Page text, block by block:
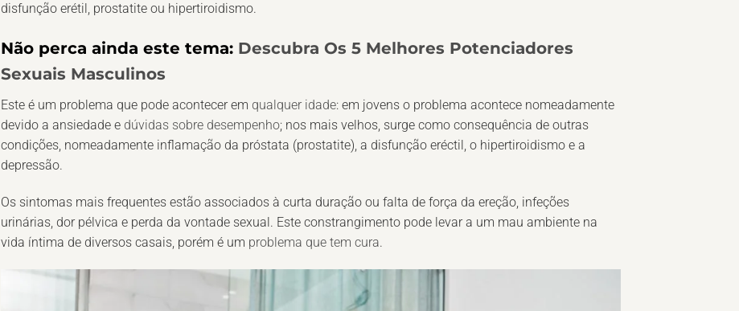
disfunção erétil, prostatite ou hipertiroidismo.
Não perca ainda este tema: Descubra Os 5 Melhores Potenciadores
Sexuais Masculinos
Este é um problema que pode acontecer em qualquer idade: em jovens o problema acontece nomeadamente
devido a ansiedade e dúvidas sobre desempenho; nos mais velhos, surge como consequência de outras
condições, nomeadamente inflamação da próstata (prostatite), a disfunção eréctil, o hipertiroidismo e a
depressão.
Os sintomas mais frequentes estão associados à curta duração ou falta de força da ereção, infeções
urinárias, dor pélvica e perda da vontade sexual. Este constrangimento pode levar a um mau ambiente na
vida íntima de diversos casais, porém é um problema que tem cura.